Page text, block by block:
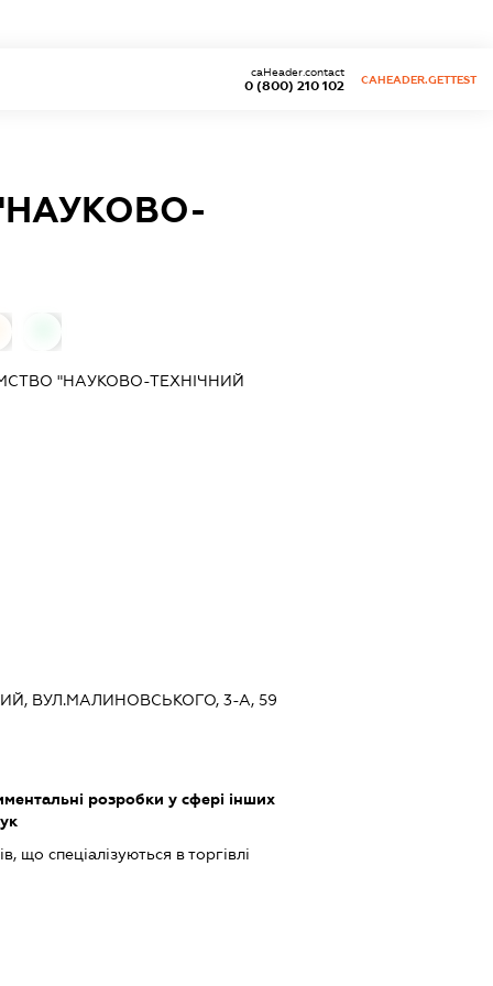
0 (800) 210 102
caHeader.contact
CAHEADER.GETTEST
"НАУКОВО-ТЕХНІЧНИЙ
ВУЛ.МАЛИНОВСЬКОГО, 3-А, 59
розробки у сфері інших
що спеціалізуються в торгівлі